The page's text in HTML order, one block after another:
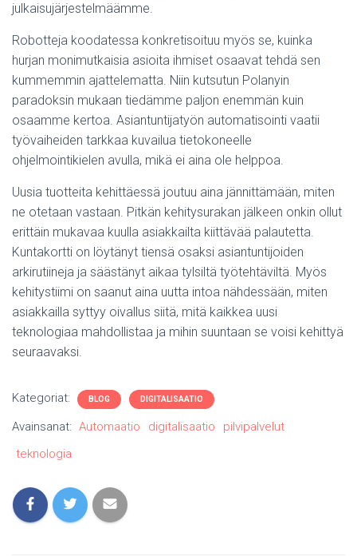
julkaisujärjestelmäämme.
Robotteja koodatessa konkretisoituu myös se, kuinka
hurjan monimutkaisia asioita ihmiset osaavat tehdä sen
kummemmin ajattelematta. Niin kutsutun Polanyin
paradoksin mukaan tiedämme paljon enemmän kuin
osaamme kertoa. Asiantuntijatyön automatisointi vaatii
työvaiheiden tarkkaa kuvailua tietokoneelle
ohjelmointikielen avulla, mikä ei aina ole helppoa.
Uusia tuotteita kehittäessä joutuu aina jännittämään, miten
ne otetaan vastaan. Pitkän kehitysurakan jälkeen onkin ollut
erittäin mukavaa kuulla asiakkailta kiittävää palautetta.
Kuntakortti on löytänyt tiensä osaksi asiantuntijoiden
arkirutiineja ja säästänyt aikaa tylsiltä työtehtäviltä. Myös
kehitystiimi on saanut aina uutta intoa nähdessään, miten
asiakkailla syttyy oivallus siitä, mitä kaikkea uusi
teknologiaa mahdollistaa ja mihin suuntaan se voisi kehittyä
seuraavaksi.
Kategoriat: BLOG DIGITALISAATIO
Avainsanat: Automaatio digitalisaatio
pilvipalvelut
teknologia